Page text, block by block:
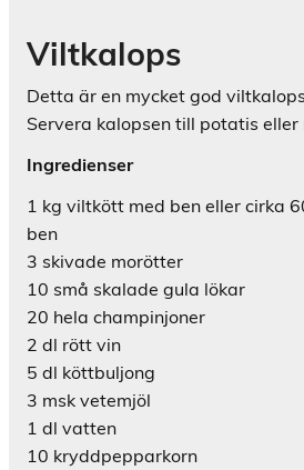
Viltkalops
Detta är en mycket god
Servera kalopsen till potatis eller
Ingredienser
1 kg viltkött med ben eller cirka
ben
3 skivade morötter
10 små skalade gula lökar
20 hela champinjoner
2 dl rött vin
5 dl köttbuljong
3 msk vetemjöl
1 dl vatten
10 kryddpepparkorn